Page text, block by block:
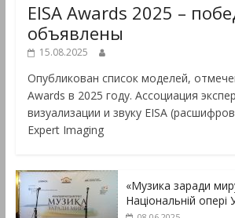
EISA Awards 2025 –
объявлены
15.08.2025
Опубликован список моделей,
Awards в 2025 году. Ассоциация
визуализации и звуку EISA
Expert Imaging
«Музика заради
Національній опері